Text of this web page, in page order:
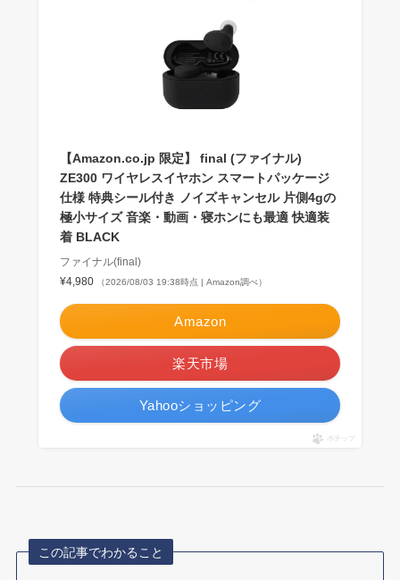
【Amazon.co.jp 限定】 final (ファイナル)
ZE300 ワイヤレスイヤホン スマートパッケージ
仕様 特典シール付き ノイズキャンセル 片側4gの
極小サイズ 音楽・動画・寝ホンにも最適 快適装
着 BLACK
ファイナル(final)
¥4,980
（2026/08/03 19:38時点 | Amazon調べ）
Amazon
楽天市場
Yahooショッピング
ポチップ
この記事でわかること